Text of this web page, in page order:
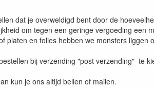
dat je overweldigd bent door de
om tegen een geringe vergoeding een
platen en folies hebben we monsters liggen
bij verzending "post verzending" te
kun je ons altijd bellen of mailen.